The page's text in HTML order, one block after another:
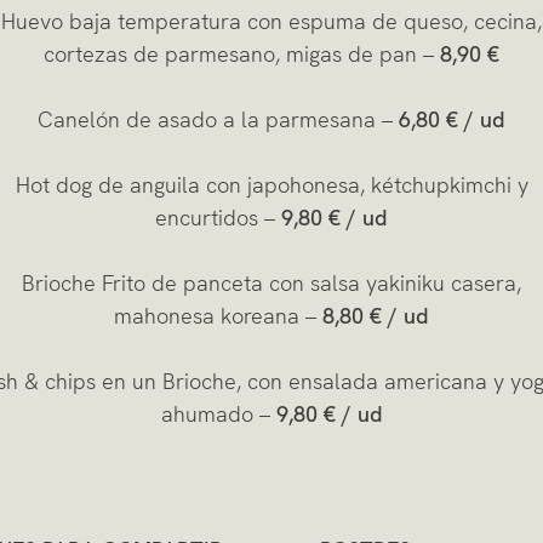
Huevo baja temperatura con espuma de queso, cecina,
cortezas de parmesano, migas de pan – 8,90 €
Canelón de asado a la parmesana – 6,80 € / ud
Hot dog de anguila con japohonesa, kétchupkimchi y
encurtidos – 9,80 € / ud
Brioche Frito de panceta con salsa yakiniku casera,
mahonesa koreana – 8,80 € / ud
& chips en un Brioche, con ensalada americana y
ahumado – 9,80 € / ud